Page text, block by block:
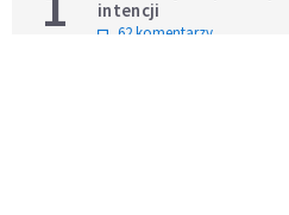
intencji
62 komentarzy